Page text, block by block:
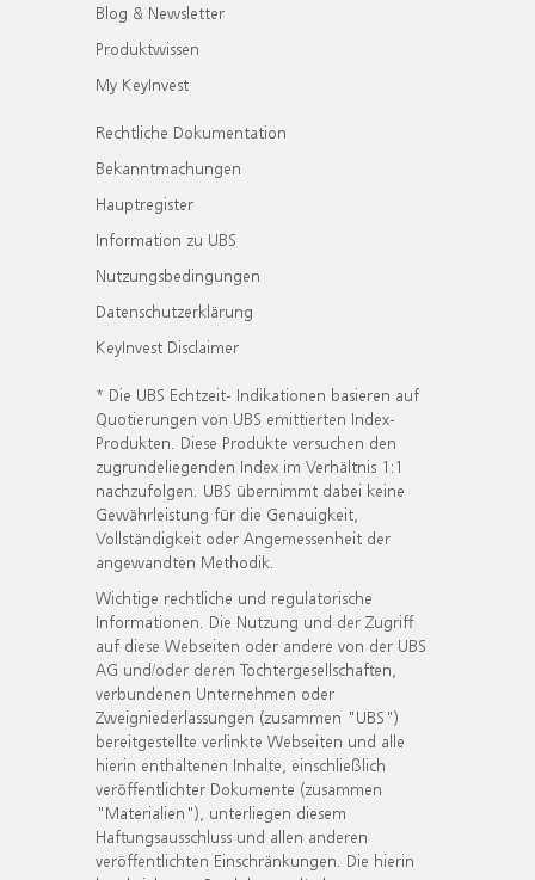
Blog & Newsletter
Produktwissen
My KeyInvest
Rechtliche Dokumentation
Bekanntmachungen
Hauptregister
Information zu UBS
Nutzungsbedingungen
Datenschutzerklärung
KeyInvest Disclaimer
* Die UBS Echtzeit- Indikationen basieren auf
Quotierungen von UBS emittierten Index-
Produkten. Diese Produkte versuchen den
zugrundeliegenden Index im Verhältnis 1:1
nachzufolgen. UBS übernimmt dabei keine
Gewährleistung für die Genauigkeit,
Vollständigkeit oder Angemessenheit der
angewandten Methodik.
Wichtige rechtliche und regulatorische
Informationen. Die Nutzung und der Zugriff
auf diese Webseiten oder andere von der UBS
AG und/oder deren Tochtergesellschaften,
verbundenen Unternehmen oder
Zweigniederlassungen (zusammen "UBS")
bereitgestellte verlinkte Webseiten und alle
hierin enthaltenen Inhalte, einschließlich
veröffentlichter Dokumente (zusammen
"Materialien"), unterliegen diesem
Haftungsausschluss und allen anderen
veröffentlichten Einschränkungen. Die hierin